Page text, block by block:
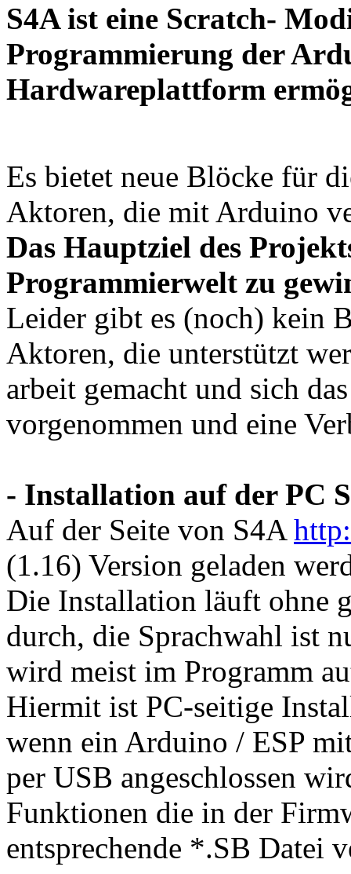
S4A ist eine Scratch-
Programmierung der
Hardwareplattform
Es bietet neue Blöcke für
Aktoren, die mit Arduino
Das Hauptziel des
Programmierwelt zu
Leider gibt es (noch) kein
Aktoren, die unterstützt
arbeit gemacht und sich
vorgenommen und eine
- Installation auf der PC
Auf der Seite von S4A
(1.16) Version geladen
Die Installation läuft ohne
durch, die Sprachwahl ist
wird meist im Programm
Hiermit ist PC-seitige
wenn ein Arduino / ESP
per USB angeschlossen
Funktionen die in der
entsprechende *.SB Datei